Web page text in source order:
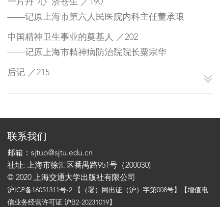
一片丹“心”济苍生 ／190
——记原上海市第六人民医院内科主任董承琅
中国精神卫生事业的奠基人 ／202
——记原上海市精神病防治院院长粟宗华
后记 ／215
联系我们
邮箱：sjtup@sjtu.edu.cn
社址: 上海市徐汇区番禺路951号（200030)
© 2020 上海交通大学出版社有限公司
沪ICP备16051311号-2 【（署）网出证（沪）字第008号】【增值电
信业务经营许可证 沪B2-20231019】